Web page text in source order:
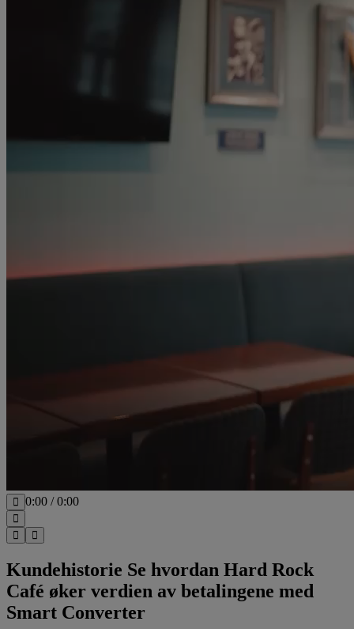
0:00 /0:00
Kundehistorie Se hvordan Hard Rock
Café øker verdien av betalingene med
Smart Converter